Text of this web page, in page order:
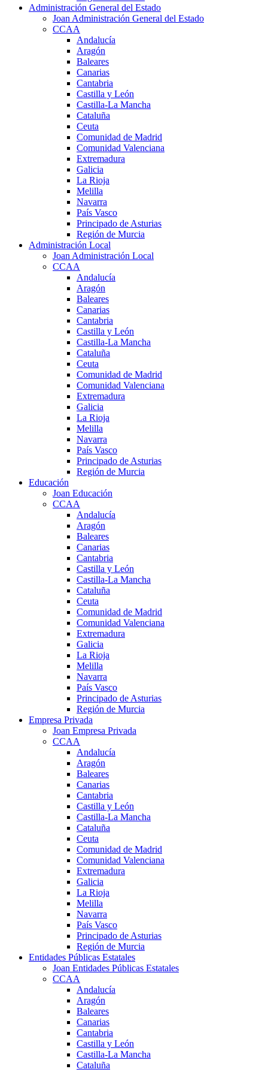
Administración General del Estado
Joan Administración General del Estado
CCAA
Andalucía
Aragón
Baleares
Canarias
Cantabria
Castilla y León
Castilla-La Mancha
Cataluña
Ceuta
Comunidad de Madrid
Comunidad Valenciana
Extremadura
Galicia
La Rioja
Melilla
Navarra
País Vasco
Principado de Asturias
Región de Murcia
Administración Local
Joan Administración Local
CCAA
Andalucía
Aragón
Baleares
Canarias
Cantabria
Castilla y León
Castilla-La Mancha
Cataluña
Ceuta
Comunidad de Madrid
Comunidad Valenciana
Extremadura
Galicia
La Rioja
Melilla
Navarra
País Vasco
Principado de Asturias
Región de Murcia
Educación
Joan Educación
CCAA
Andalucía
Aragón
Baleares
Canarias
Cantabria
Castilla y León
Castilla-La Mancha
Cataluña
Ceuta
Comunidad de Madrid
Comunidad Valenciana
Extremadura
Galicia
La Rioja
Melilla
Navarra
País Vasco
Principado de Asturias
Región de Murcia
Empresa Privada
Joan Empresa Privada
CCAA
Andalucía
Aragón
Baleares
Canarias
Cantabria
Castilla y León
Castilla-La Mancha
Cataluña
Ceuta
Comunidad de Madrid
Comunidad Valenciana
Extremadura
Galicia
La Rioja
Melilla
Navarra
País Vasco
Principado de Asturias
Región de Murcia
Entidades Públicas Estatales
Joan Entidades Públicas Estatales
CCAA
Andalucía
Aragón
Baleares
Canarias
Cantabria
Castilla y León
Castilla-La Mancha
Cataluña